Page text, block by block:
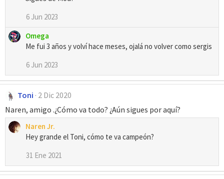
o
n
:
6 Jun 2023
Omega
Me fui 3 años y volví hace meses, ojalá no volver como sergis
6 Jun 2023
Toni 2 Dic 2020
Naren, amigo .¿Cómo va todo? ¿Aún sigues por aquí?
Naren Jr.
Hey grande el Toni, cómo te va campeón?
31 Ene 2021